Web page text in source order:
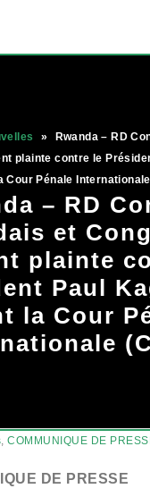
»
Rwanda – RD
plainte contre le
Cour Pénale
– RD
et
plainte
Paul
la Cour
,COMMUNIQUE DE
DE PRESSE